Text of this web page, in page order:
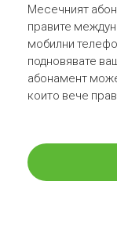
Месечният
правите
мобилни
подновявате
абонамент
които вече